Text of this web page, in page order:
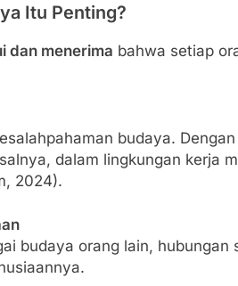
Itu Penting?
dan menerima bahwa setiap
budaya.
dalam lingkungan kerja
2024).
budaya orang lain,